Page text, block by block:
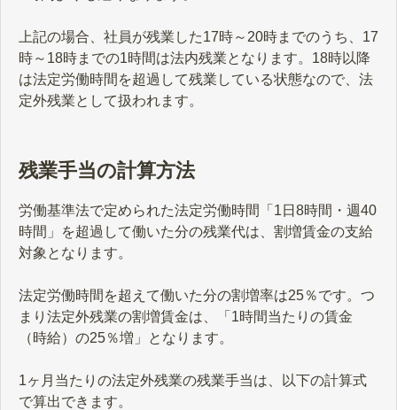
上記の場合、社員が残業した17時～20時までのうち、17
時～18時までの1時間は法内残業となります。18時以降
は法定労働時間を超過して残業している状態なので、法
定外残業として扱われます。
残業手当の計算方法
労働基準法で定められた法定労働時間「1日8時間・週40
時間」を超過して働いた分の残業代は、割増賃金の支給
対象となります。
法定労働時間を超えて働いた分の割増率は25％です。つ
まり法定外残業の割増賃金は、「1時間当たりの賃金
（時給）の25％増」となります。
1ヶ月当たりの法定外残業の残業手当は、以下の計算式
で算出できます。